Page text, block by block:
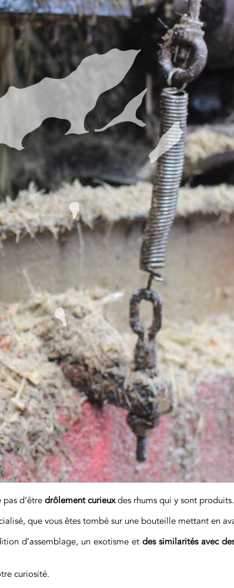
d’être drôlement curieuxdes rhums qui y sont produits.
que vous êtes tombé sur une bouteille mettant en
d’assemblage, un exotisme et des similarités avec
curiosité.